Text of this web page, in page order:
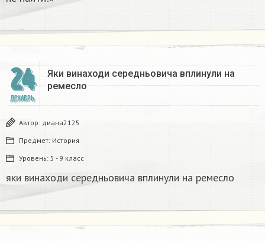
24
ДЕКАБРЬ
Яки винаходи середньовича вплинули на
ремесло
Автор: диана2125
Предмет: История
Уровень: 5 - 9 класс
яки винаходи середньовича вплинули на ремесло